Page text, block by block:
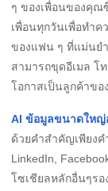
ๆ ของเพื่อนของคุณ
เพื่อนทุกวันเพื่อทำค
ของแฟน ๆ ที่แม่นย
สามารถขุดอีเมล โ
โอกาสเป็นลูกค้าขอ
AI ข้อมูลขนาดใหญ่
ด้วยคำสำคัญเพียง
LinkedIn,
โซเชียลหลักอื่นๆร